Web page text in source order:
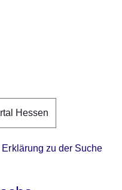
Hessen
Erklärung zu der Suche